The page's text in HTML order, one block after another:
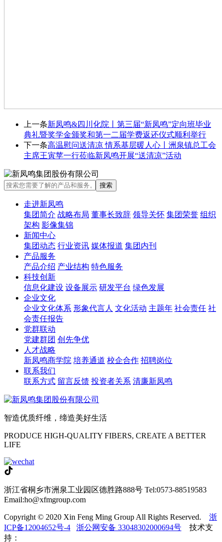
上一条新凤鸣&四川化院丨第三届“新凤鸣”定向班毕业
典礼暨奖学金颁奖和第一二届学费返还仪式顺利举行
下一条高温慰问送清凉 情系基层暖人心丨洲泉镇总工会
主席王寅苹一行莅临新凤鸣开展“送清凉”活动
走进新凤鸣
集团简介 战略布局 董事长致辞 领导关怀 集团荣誉 组织
架构 影像集锦
新闻中心
集团动态 行业资讯 媒体报道 集团内刊
产品服务
产品介绍 产业结构 特色服务
科技创新
信息化建设 设备展示 研发平台 绿色发展
企业文化
企业文化体系 形象代言人 文化活动 主题年 社会责任 社
会责任报告
党群联动
党建群团 创先争优
人才战略
新凤鸣商学院 培养通道 校企合作 招聘岗位
联系我们
联系方式 留言反馈 投资者关系 清廉新凤鸣
智造优质纤维，缔造美好生活
PRODUCE HIGH-QUALITY FIBERS, CREATE A BETTER
LIFE
浙江省桐乡市洲泉工业园区德胜路888号 Tel:0573-88519583
Email:ho@xfmgroup.com
Copyright © 2020 Xin Feng Ming Group All Rights Reserved. 浙
ICP备12004652号-4
浙公网安备 33048302000694号 技术支
持：